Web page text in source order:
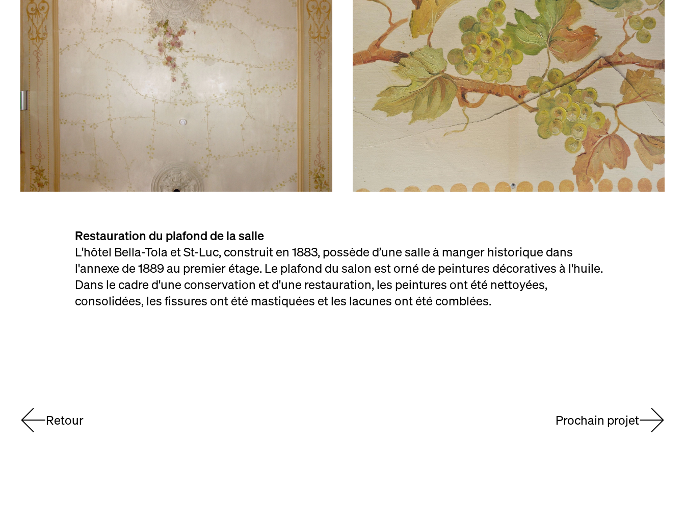
Restauration du plafond de la salle
L'hôtel Bella-Tola et St-Luc, construit en 1883, possède d’une salle à manger historique dans
l'annexe de 1889 au premier étage. Le plafond du salon est orné de peintures décoratives à l'huile.
Dans le cadre d'une conservation et d'une restauration, les peintures ont été nettoyées,
consolidées, les fissures ont été mastiquées et les lacunes ont été comblées.
Retour Prochain projet